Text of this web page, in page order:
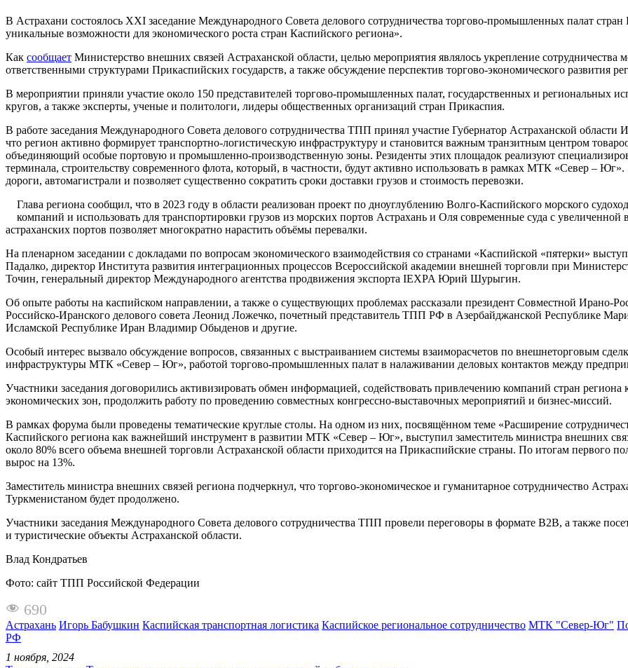
В Астрахани состоялось XXI заседание Международного Совета делового сотрудничества торгово-промышленных палат
уникальные возможности для экономического роста стран Каспийского региона».
Как сообщает Министерство внешних связей Астраханской области, целью мероприятия являлось укрепление
ответственными структурами Прикаспийских государств, а также обсуждение перспектив торгово-экономического развития
В мероприятии приняли участие около 150 представителей торгово-промышленных палат, государственных и региональных
кругов, а также эксперты, ученые и политологи, лидеры общественных организаций стран Прикаспия.
В работе заседания Международного Совета делового сотрудничества ТПП принял участие Губернатор Астраханской
что регион активно формирует транспортно-логистическую инфраструктуру и становится важным транзитным центром
объединяющий особые портовую и промышленно-производственную зоны. Резиденты этих площадок реализуют
терминала, строительству современного флота, который, в частности, будут активно использовать в рамках МТК «Север –
дороги, автомагистрали и позволяет существенно сократить сроки доставки грузов и стоимость перевозки.
Глава региона сообщил, что в 2023 году в области реализован проект по дноуглублению Волго-Каспийского морского
компаний и использовать для транспортировки грузов из морских портов Астрахань и Оля современные суда с увеличенной
астраханских портов позволяет многократно нарастить объёмы перевалки.
На пленарном заседании с докладами по вопросам экономического взаимодействия со странами «Каспийской «пятерки»
Падалко, директор Института развития интеграционных процессов Всероссийской академии внешней торговли при
Точин, генеральный директор Международного агентства продвижения экспорта IEXPA Юрий Шурыгин.
Об опыте работы на каспийском направлении, а также о существующих проблемах рассказали президент Совместной Ирано-
Российско-Иранского делового совета Леонид Ложечко, почетный представитель ТПП РФ в Азербайджанской Республике
Исламской Республике Иран Владимир Обыденов и другие.
Особый интерес вызвало обсуждение вопросов, связанных с выстраиванием системы взаиморасчетов по внешнеторговым
инфраструктуры МТК «Север – Юг», работой торгово-промышленных палат в налаживании деловых контактов между
Участники заседания договорились активизировать обмен информацией, содействовать привлечению компаний стран
экономических зон, продолжить работу по проведению совместных конгрессно-выставочных мероприятий и бизнес-миссий.
В рамках форума были проведены тематические круглые столы. На одном из них, посвящённом теме «Расширение
Каспийского региона как важнейший инструмент в развитии МТК «Север – Юг», выступил заместитель министра внешних
около 80% всего объема внешней торговли Астраханской области приходится на Прикаспийские страны. По итогам первого
вырос на 13%.
Заместитель министра внешних связей региона подчеркнул, что торгово-экономическое и гуманитарное сотрудничество
Туркменистаном будет продолжено.
Участники заседания Международного Совета делового сотрудничества ТПП провели переговоры в формате B2B, а также
и туристические объекты Астраханской области.
Влад Кондратьев
Фото: сайт ТПП Российской Федерации
690
Астрахань Игорь Бабушкин Каспийская транспортная логистика Каспийское региональное сотрудничество МТК "Север-Юг"
РФ
1 ноября, 2024